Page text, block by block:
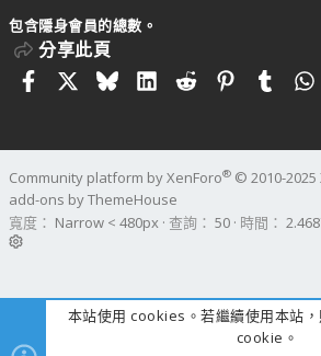
包含隱身會員的總數。
分享此頁
FacebookBlueskyLinkedIn
RedditPinterest
Community platform by XenForo® © 2010-2025
add-ons by ThemeHouse
寬度
查詢 50 時間
本站使用 cookies。若繼續使用本站
cookie。